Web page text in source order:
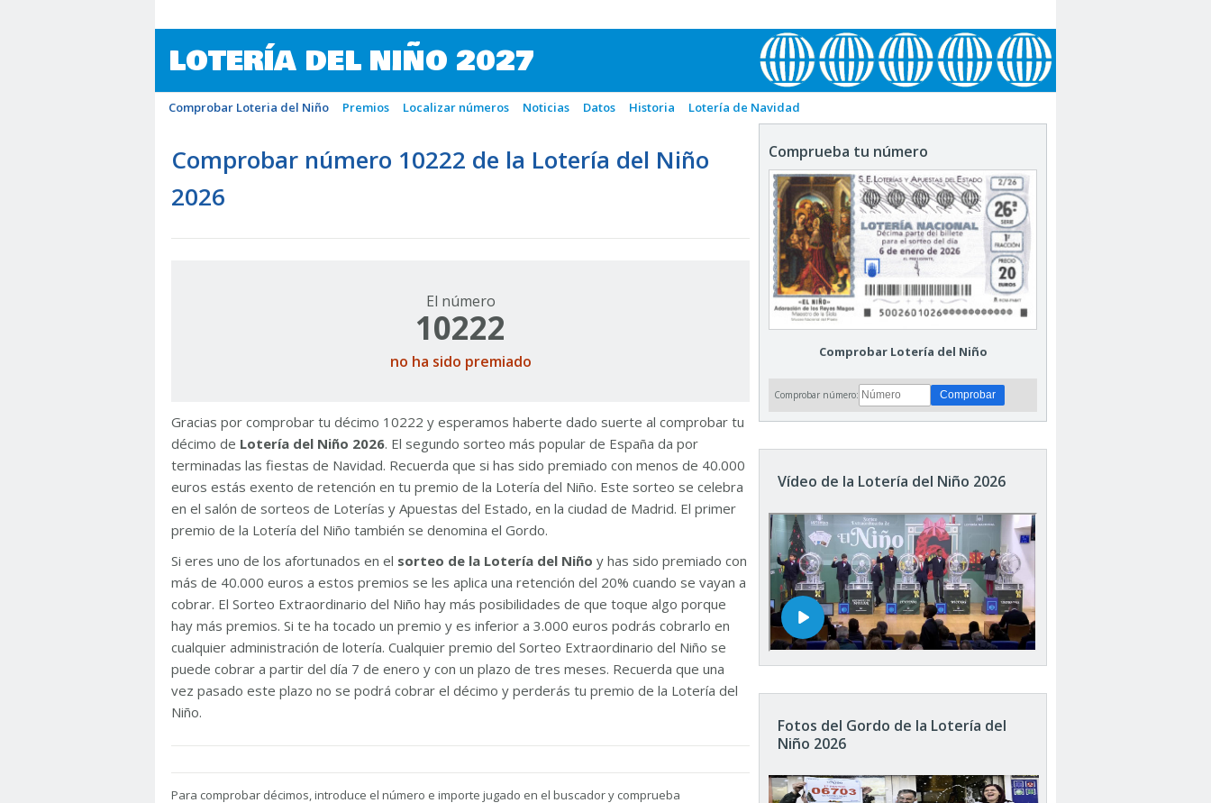
LOTERÍA DEL NIÑO 2027
Comprobar Loteria del Niño Premios Localizar números Noticias Datos Historia Lotería de Navidad
Comprobar número 10222 de la Lotería del Niño
2026
El número
10222
no ha sido premiado
Gracias por comprobar tu décimo 10222 y esperamos haberte dado suerte al comprobar tu
décimo de Lotería del Niño 2026. El segundo sorteo más popular de España da por
terminadas las fiestas de Navidad. Recuerda que si has sido premiado con menos de 40.000
euros estás exento de retención en tu premio de la Lotería del Niño. Este sorteo se celebra
en el salón de sorteos de Loterías y Apuestas del Estado, en la ciudad de Madrid. El primer
premio de la Lotería del Niño también se denomina el Gordo.
Si eres uno de los afortunados en el sorteo de la Lotería del Niño y has sido premiado con
más de 40.000 euros a estos premios se les aplica una retención del 20% cuando se vayan a
cobrar. El Sorteo Extraordinario del Niño hay más posibilidades de que toque algo porque
hay más premios. Si te ha tocado un premio y es inferior a 3.000 euros podrás cobrarlo en
cualquier administración de lotería. Cualquier premio del Sorteo Extraordinario del Niño se
puede cobrar a partir del día 7 de enero y con un plazo de tres meses. Recuerda que una
vez pasado este plazo no se podrá cobrar el décimo y perderás tu premio de la Lotería del
Niño.
Para comprobar décimos, introduce el número e importe jugado en el buscador y comprueba
Comprueba tu número
Comprobar Lotería del Niño
Comprobar número:
Vídeo de la Lotería del Niño 2026
Fotos del Gordo de la Lotería del
Niño 2026